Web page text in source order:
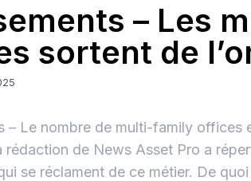
– Les
sortent de
– Le nombre de multi-family offices
rédaction de News Asset Pro a
se réclament de ce métier. De